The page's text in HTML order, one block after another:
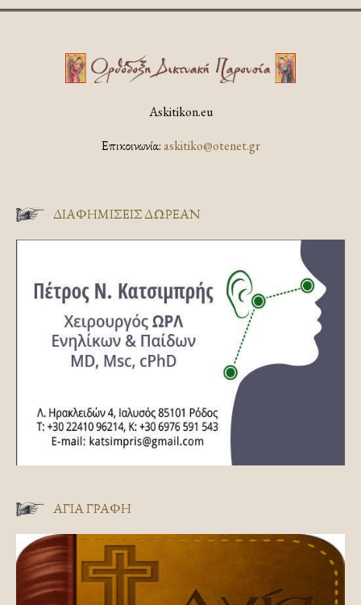
Askitikon.eu
Επικοινωνία:askitiko@otenet.gr
ΔΙΑΦΗΜΊΣΕΙΣ ΔΩΡΕΆΝ
ΑΓΊΑ ΓΡΑΦΉ